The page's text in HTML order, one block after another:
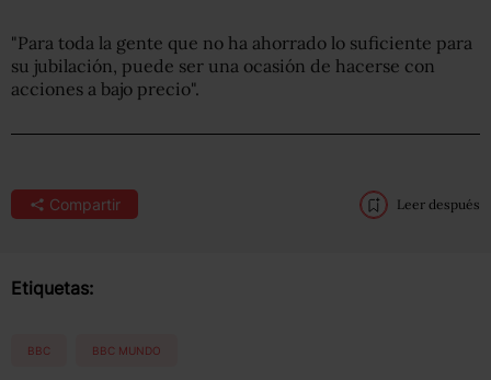
"Para toda la gente que no ha ahorrado lo suficiente para
su jubilación, puede ser una ocasión de hacerse con
acciones a bajo precio".
Compartir Leer después
Etiquetas:
BBC BBC MUNDO